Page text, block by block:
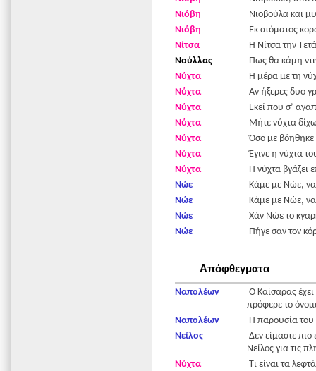
Νιόβη
Νιοβούλα και
Νιόβη
Εκ στόματος
Νίτσα
Η Νίτσα την
Νούλλας
Πως θα κάμη
Νύχτα
Η μέρα με τη
Νύχτα
Αν ήξερες δυο
Νύχτα
Εκεί που σ’
Νύχτα
Μήτε νύχτα
Νύχτα
Όσο με βόηθηκε
Νύχτα
Έγινε η νύχτα
Νύχτα
Η νύχτα βγάζει
Νώε
Κάμε με Νώε,
Νώε
Κάμε με Νώε,
Νώε
Χάν Νώε το
Νώε
Πήγε σαν τον
Απόφθεγματα
Ναπολέων
Ο Καίσαρας
πρόφερε το
Ναπολέων
Η παρουσία του
Νείλος
Δεν είμαστε
Νείλος για τις
Νύχτα
Τι είναι τα